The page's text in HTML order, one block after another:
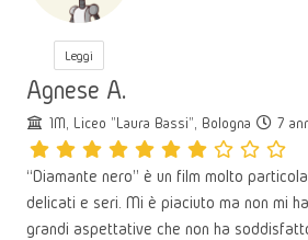
Leggi
Agnese A.
1M, Liceo "Laura Bassi", Bologna 7
“Diamante nero” è un film molto
delicati e seri. Mi è piaciuto ma non mi
grandi aspettative che non ha